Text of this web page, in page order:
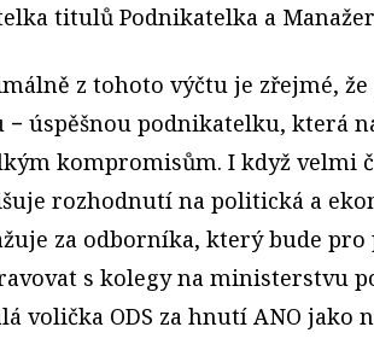
titulů Podnikatelka a
z tohoto výčtu je zřejmé,
− úspěšnou podnikatelku, která
kompromisům. I když velmi
rozhodnutí na politická a
za odborníka, který bude
s kolegy na ministerstvu
volička ODS za hnutí ANO jako